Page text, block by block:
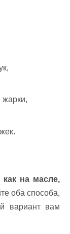
на масле,
оба способа,
вариант вам